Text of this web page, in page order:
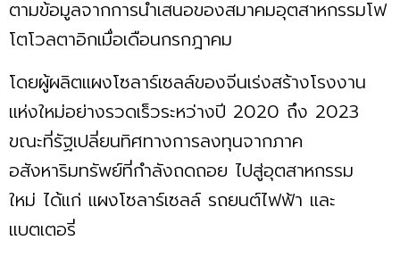
ตามข้อมูลจากการนำเสนอของสมาคมอุตสาหกรรมโฟ
โตโวลตาอิกเมื่อเดือนกรกฎาคม
โดยผู้ผลิตแผงโซลาร์เซลล์ของจีนเร่งสร้างโรงงาน
แห่งใหม่อย่างรวดเร็วระหว่างปี 2020 ถึง 2023
ขณะที่รัฐเปลี่ยนทิศทางการลงทุนจากภาค
อสังหาริมทรัพย์ที่กำลังถดถอย ไปสู่อุตสาหกรรม
ใหม่ ได้แก่ แผงโซลาร์เซลล์ รถยนต์ไฟฟ้า และ
แบตเตอรี่